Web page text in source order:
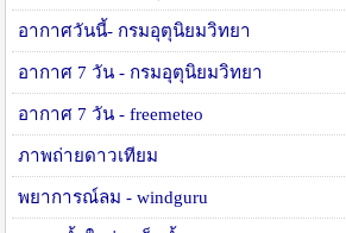
อากาศวันนี้- กรมอุตุนิยมวิทยา
อากาศ 7 วัน - กรมอุตุนิยมวิทยา
อากาศ 7 วัน - freemeteo
ภาพถ่ายดาวเทียม
พยาการณ์ลม - windguru